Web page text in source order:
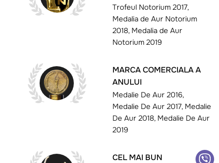
Trofeul Notorium 2017,
Medalia de Aur Notorium
2018, Medalia de Aur
Notorium 2019
MARCA COMERCIALA A
ANULUI
Medalie De Aur 2016,
Medalie De Aur 2017, Medalie
De Aur 2018, Medalie De Aur
2019
CEL MAI BUN